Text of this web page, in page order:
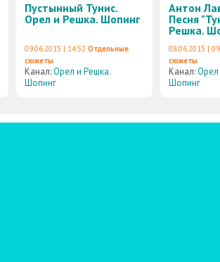
Пустынный Тунис.
Орел и Решка. Шопинг
09.06.2015 | 14:52 Отдельные
сюжеты
Канал:Орел и Решка.
Шопинг
Антон
Песня
Решка.
08.06.2015 |
сюжеты
Канал:Орел
Шопинг